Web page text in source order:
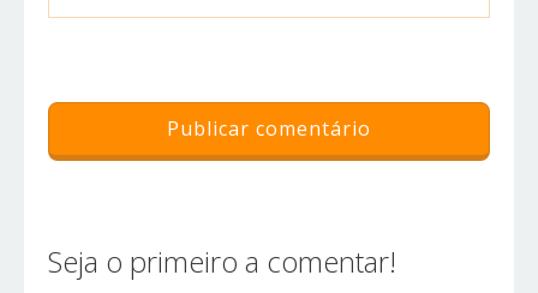
Seja o primeiro a comentar!